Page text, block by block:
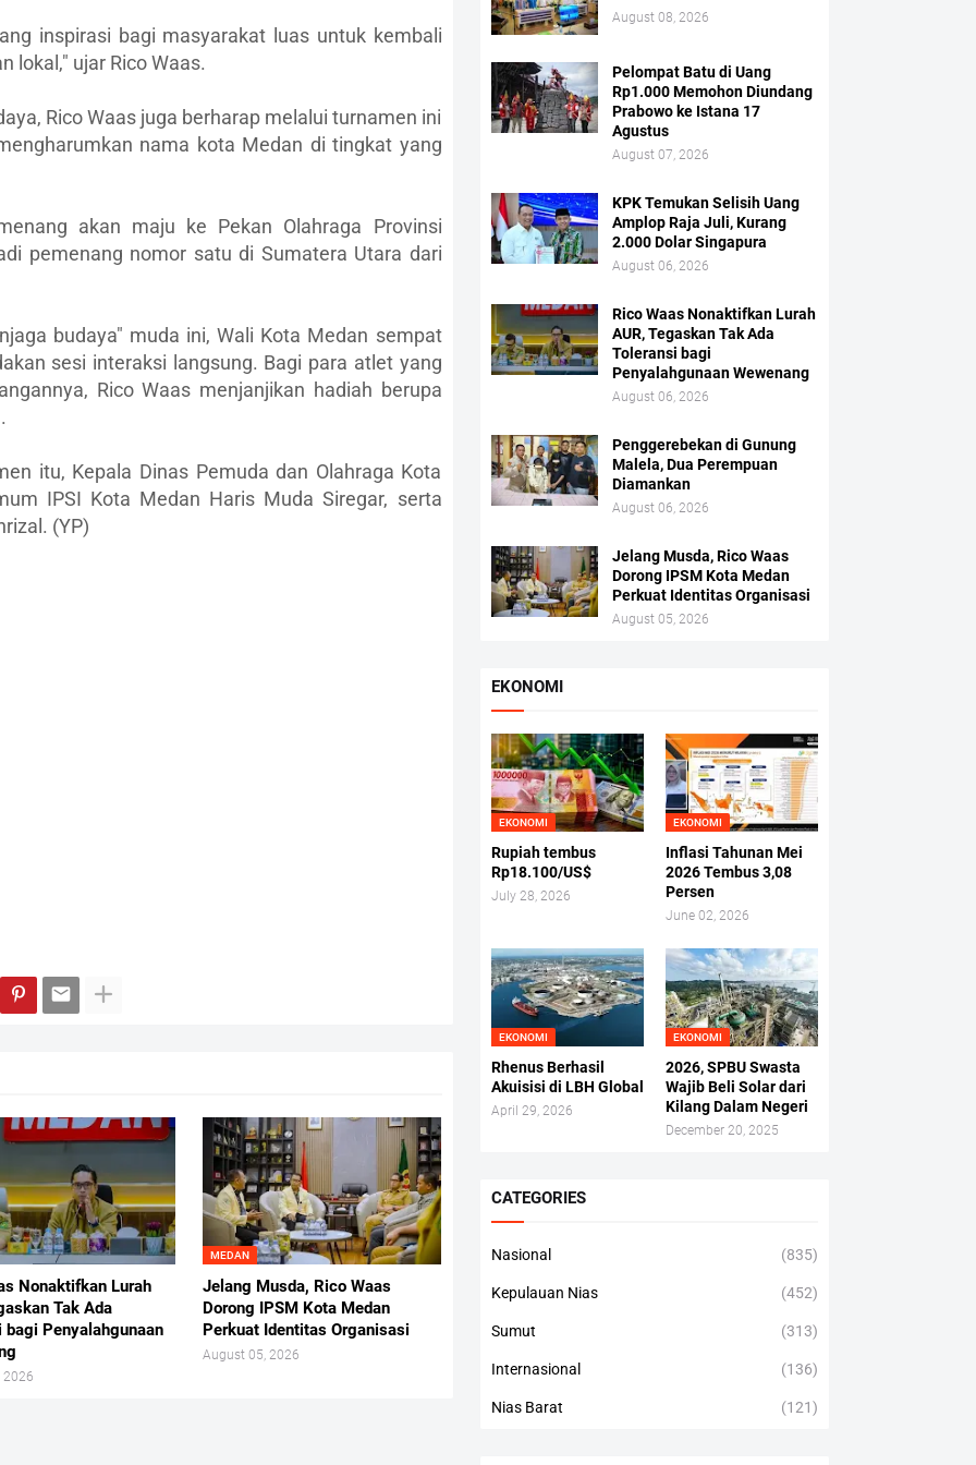
inspirasi bagi masyarakat luas untuk kembali
lokal," ujar Rico Waas.
Rico Waas juga berharap melalui turnamen ini
nama kota Medan di tingkat yang
akan maju ke Pekan Olahraga Provinsi
pemenang nomor satu di Sumatera Utara dari
budaya" muda ini, Wali Kota Medan sempat
sesi interaksi langsung. Bagi para atlet yang
Rico Waas menjanjikan hadiah berupa
itu, Kepala Dinas Pemuda dan Olahraga Kota
IPSI Kota Medan Haris Muda Siregar, serta
(YP)
Nonaktifkan Lurah
Tak Ada
bagi Penyalahgunaan
2026
MEDAN
Jelang Musda, Rico Waas
Dorong IPSM Kota Medan
Perkuat Identitas Organisasi
August 05, 2026
August 08, 2026
Pelompat Batu di Uang
Rp1.000 Memohon Diundang
Prabowo ke Istana 17
Agustus
August 07, 2026
KPK Temukan Selisih Uang
Amplop Raja Juli, Kurang
2.000 Dolar Singapura
August 06, 2026
Rico Waas Nonaktifkan Lurah
AUR, Tegaskan Tak Ada
Toleransi bagi
Penyalahgunaan Wewenang
August 06, 2026
Penggerebekan di Gunung
Malela, Dua Perempuan
Diamankan
August 06, 2026
Jelang Musda, Rico Waas
Dorong IPSM Kota Medan
Perkuat Identitas Organisasi
August 05, 2026
EKONOMI
EKONOMI
Rupiah tembus
Rp18.100/US$
July 28, 2026
EKONOMI
Inflasi Tahunan Mei
2026 Tembus 3,08
Persen
June 02, 2026
EKONOMI
Rhenus Berhasil
Akuisisi di LBH Global
April 29, 2026
EKONOMI
2026, SPBU Swasta
Wajib Beli Solar dari
Kilang Dalam Negeri
December 20, 2025
CATEGORIES
Nasional (835)
Kepulauan Nias (452)
Sumut (313)
Internasional (136)
Nias Barat (121)